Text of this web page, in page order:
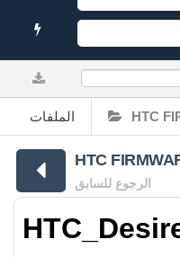
الملفات HTC
HTC
الرجوع للسابق